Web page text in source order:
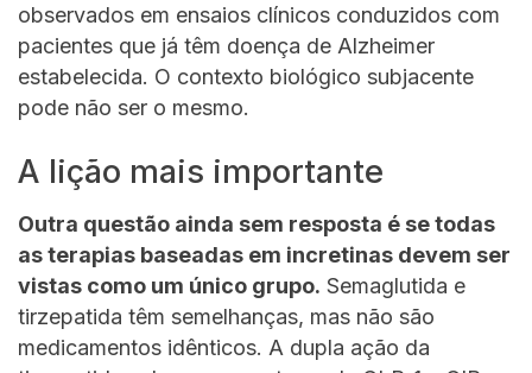
observados em ensaios clínicos conduzidos com
pacientes que já têm doença de Alzheimer
estabelecida. O contexto biológico subjacente
pode não ser o mesmo.
A lição mais importante
Outra questão ainda sem resposta é se todas
as terapias baseadas em incretinas devem ser
vistas como um único grupo. Semaglutida e
tirzepatida têm semelhanças, mas não são
medicamentos idênticos. A dupla ação da